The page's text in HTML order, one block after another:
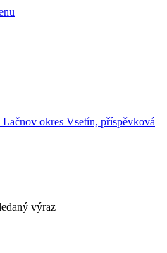
Lačnov okres Vsetín, příspěvková
výraz